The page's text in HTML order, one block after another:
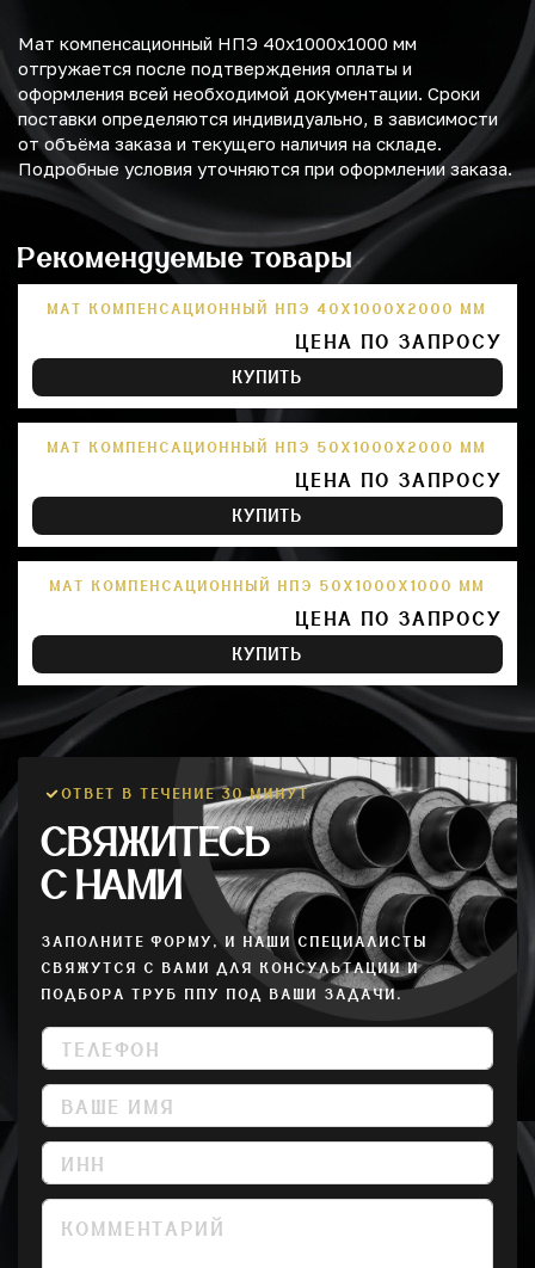
Мат компенсационный НПЭ 40х1000х1000 мм
отгружается после подтверждения оплаты и
оформления всей необходимой документации. Сроки
поставки определяются индивидуально, в зависимости
от объёма заказа и текущего наличия на складе.
Подробные условия уточняются при оформлении заказа.
Рекомендуемые товары
МАТ КОМПЕНСАЦИОННЫЙ НПЭ 40Х1000Х2000 ММ
ЦЕНА ПО ЗАПРОСУ
КУПИТЬ
МАТ КОМПЕНСАЦИОННЫЙ НПЭ 50Х1000Х2000 ММ
ЦЕНА ПО ЗАПРОСУ
КУПИТЬ
МАТ КОМПЕНСАЦИОННЫЙ НПЭ 50Х1000Х1000 ММ
ЦЕНА ПО ЗАПРОСУ
КУПИТЬ
ОТВЕТ В ТЕЧЕНИЕ 30 МИНУТ
СВЯЖИТЕСЬ
С НАМИ
ЗАПОЛНИТЕ ФОРМУ, И НАШИ СПЕЦИАЛИСТЫ
СВЯЖУТСЯ С ВАМИ ДЛЯ КОНСУЛЬТАЦИИ И
ПОДБОРА ТРУБ ППУ ПОД ВАШИ ЗАДАЧИ.